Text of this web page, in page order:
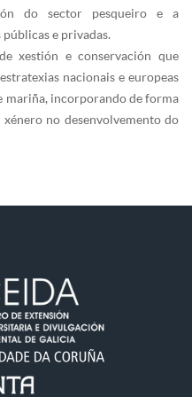
do sector pesqueiro e a
e privadas.
xestión e conservación que
nacionais e europeas
mariña, incorporando de forma
no desenvolvemento do